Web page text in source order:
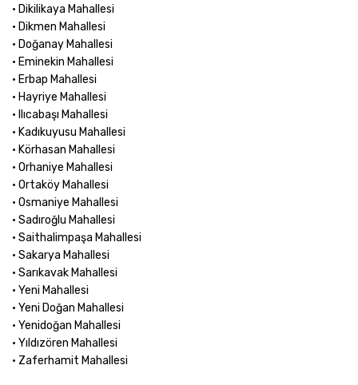
• Dikilikaya Mahallesi
• Dikmen Mahallesi
• Doğanay Mahallesi
• Eminekin Mahallesi
• Erbap Mahallesi
• Hayriye Mahallesi
• Ilıcabaşı Mahallesi
• Kadıkuyusu Mahallesi
• Körhasan Mahallesi
• Orhaniye Mahallesi
• Ortaköy Mahallesi
• Osmaniye Mahallesi
• Sadıroğlu Mahallesi
• Saithalimpaşa Mahallesi
• Sakarya Mahallesi
• Sarıkavak Mahallesi
• Yeni Mahallesi
• Yeni Doğan Mahallesi
• Yenidoğan Mahallesi
• Yıldızören Mahallesi
• Zaferhamit Mahallesi